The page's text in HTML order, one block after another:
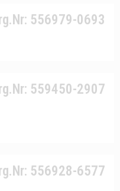
556979-0693
559450-2907
556928-6577